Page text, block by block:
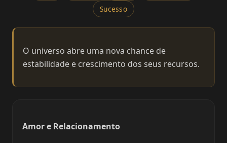
Sucesso
O universo abre uma nova chance de
estabilidade e crescimento dos seus recursos.
Amor e Relacionamento